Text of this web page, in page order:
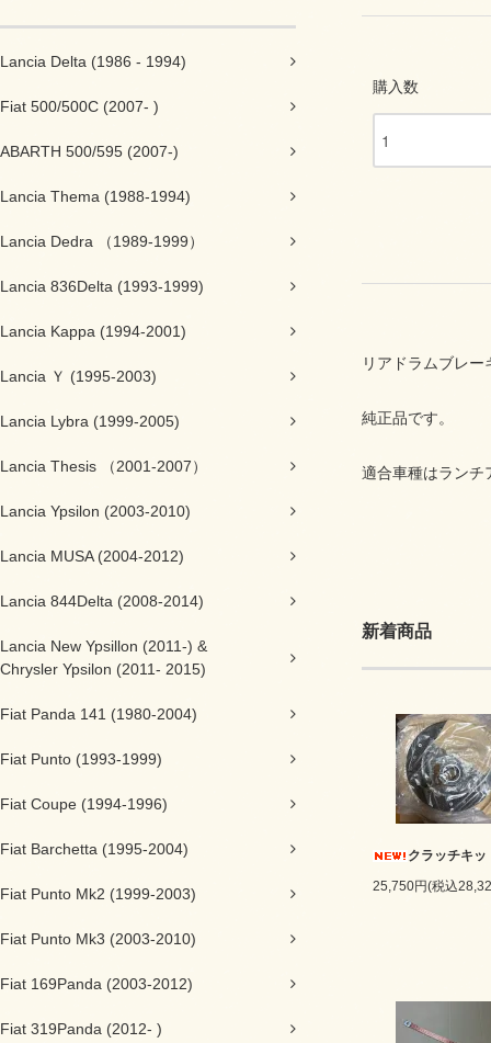
Lancia Delta (1986 - 1994)
Fiat 500/500C (2007- )
ABARTH 500/595 (2007-)
Lancia Thema (1988-1994)
Lancia Dedra （1989-1999）
Lancia 836Delta (1993-1999)
Lancia Kappa (1994-2001)
Lancia Ｙ (1995-2003)
Lancia Lybra (1999-2005)
Lancia Thesis （2001-2007）
Lancia Ypsilon (2003-2010)
Lancia MUSA (2004-2012)
Lancia 844Delta (2008-2014)
Lancia New Ypsillon (2011-) &
Chrysler Ypsilon (2011- 2015)
Fiat Panda 141 (1980-2004)
Fiat Punto (1993-1999)
Fiat Coupe (1994-1996)
Fiat Barchetta (1995-2004)
Fiat Punto Mk2 (1999-2003)
Fiat Punto Mk3 (2003-2010)
Fiat 169Panda (2003-2012)
Fiat 319Panda (2012- )
購入数
リアドラムブレ
純正品です。
適合車種はラン
新着商品
クラッチキッ
25,750円(税込